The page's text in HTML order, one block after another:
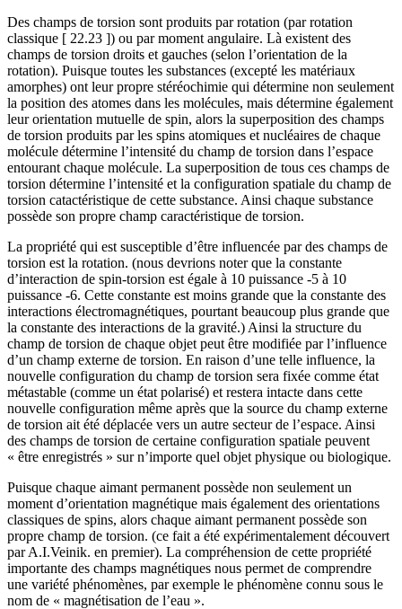
Des champs de torsion sont produits par rotation (par rotation
classique [ 22.23 ]) ou par moment angulaire. Là existent des
champs de torsion droits et gauches (selon l’orientation de la
rotation). Puisque toutes les substances (excepté les matériaux
amorphes) ont leur propre stéréochimie qui détermine non seulement
la position des atomes dans les molécules, mais détermine également
leur orientation mutuelle de spin, alors la superposition des champs
de torsion produits par les spins atomiques et nucléaires de chaque
molécule détermine l’intensité du champ de torsion dans l’espace
entourant chaque molécule. La superposition de tous ces champs de
torsion détermine l’intensité et la configuration spatiale du champ de
torsion catactéristique de cette substance. Ainsi chaque substance
possède son propre champ caractéristique de torsion.
La propriété qui est susceptible d’être influencée par des champs de
torsion est la rotation. (nous devrions noter que la constante
d’interaction de spin-torsion est égale à 10 puissance -5 à 10
puissance -6. Cette constante est moins grande que la constante des
interactions électromagnétiques, pourtant beaucoup plus grande que
la constante des interactions de la gravité.) Ainsi la structure du
champ de torsion de chaque objet peut être modifiée par l’influence
d’un champ externe de torsion. En raison d’une telle influence, la
nouvelle configuration du champ de torsion sera fixée comme état
métastable (comme un état polarisé) et restera intacte dans cette
nouvelle configuration même après que la source du champ externe
de torsion ait été déplacée vers un autre secteur de l’espace. Ainsi
des champs de torsion de certaine configuration spatiale peuvent
« être enregistrés » sur n’importe quel objet physique ou biologique.
Puisque chaque aimant permanent possède non seulement un
moment d’orientation magnétique mais également des orientations
classiques de spins, alors chaque aimant permanent possède son
propre champ de torsion. (ce fait a été expérimentalement découvert
par A.I.Veinik. en premier). La compréhension de cette propriété
importante des champs magnétiques nous permet de comprendre
une variété phénomènes, par exemple le phénomène connu sous le
nom de « magnétisation de l’eau ».